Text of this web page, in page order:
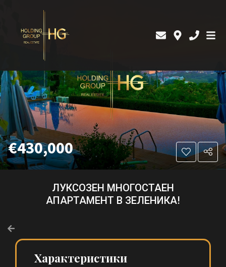
€430,000
ЛУКСОЗЕН МНОГОСТАЕН
АПАРТАМЕНТ В ЗЕЛЕНИКА!
Характеристики